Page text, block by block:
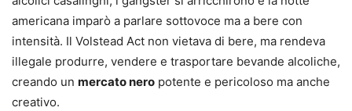
americana imparò a parlare sottovoce ma a bere con
intensità. Il Volstead Act non vietava di bere, ma rendeva
illegale produrre, vendere e trasportare bevande alcoliche,
creando un mercato nero potente e pericoloso ma anche
creativo.